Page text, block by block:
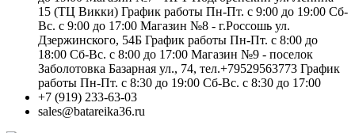
15 (ТЦ Викки) График работы Пн-Пт. с 9:00 до 19:00 Сб-
Вс. с 9:00 до 17:00 Магазин №8 - г.Россошь ул.
Дзержинского, 54Б График работы Пн-Пт. с 8:00 до
18:00 Сб-Вс. с 8:00 до 17:00 Магазин №9 - поселок
Заболотовка Базарная ул., 74, тел.+79529563773 График
работы Пн-Пт. с 8:30 до 19:00 Сб-Вс. с 8:30 до 17:00
+7 (919) 233-63-03
sales@batareika36.ru